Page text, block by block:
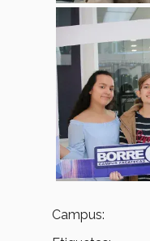
Campus: